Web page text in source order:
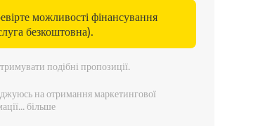
можливості фінансування
безкоштовна).
подібні пропозиції.
на отримання маркетингової
більше